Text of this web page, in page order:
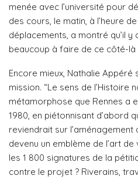
menée avec l’université pour
des cours, le matin, à l’heure
déplacements, a montré qu’il
beaucoup à faire de ce côté-là
Encore mieux, Nathalie Appéré
mission. “Le sens de l’Histoire
métamorphose que Rennes a
1980, en piétonnisant d’abord
reviendrait sur l’aménagement
devenu un emblème de l’art
les 1 800 signatures de la
contre le projet ? Riverains,